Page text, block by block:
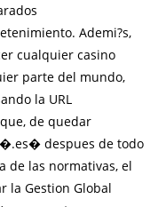
Ademi?s,
cualquier casino
parte del mundo,
la URL
de quedar
despues de todo
de las normativas, el
la Gestion Global